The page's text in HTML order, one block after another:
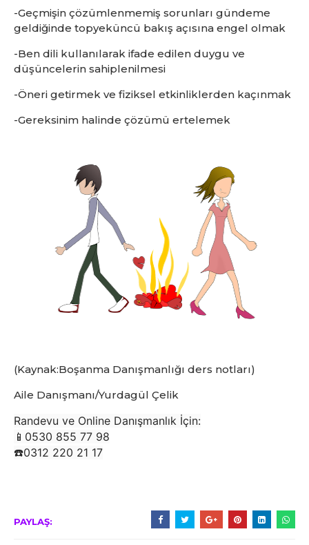
-Geçmişin çözümlenmemiş sorunları gündeme
geldiğinde topyeküncü bakış açısına engel olmak
-Ben dili kullanılarak ifade edilen duygu ve
düşüncelerin sahiplenilmesi
-Öneri getirmek ve fiziksel etkinliklerden kaçınmak
-Gereksinim halinde çözümü ertelemek
(Kaynak:Boşanma Danışmanlığı ders notları)
Aile Danışmanı/Yurdagül Çelik
Randevu ve Online Danışmanlık İçin:
📱0530 855 77 98
☎️0312 220 21 17
PAYLAŞ: